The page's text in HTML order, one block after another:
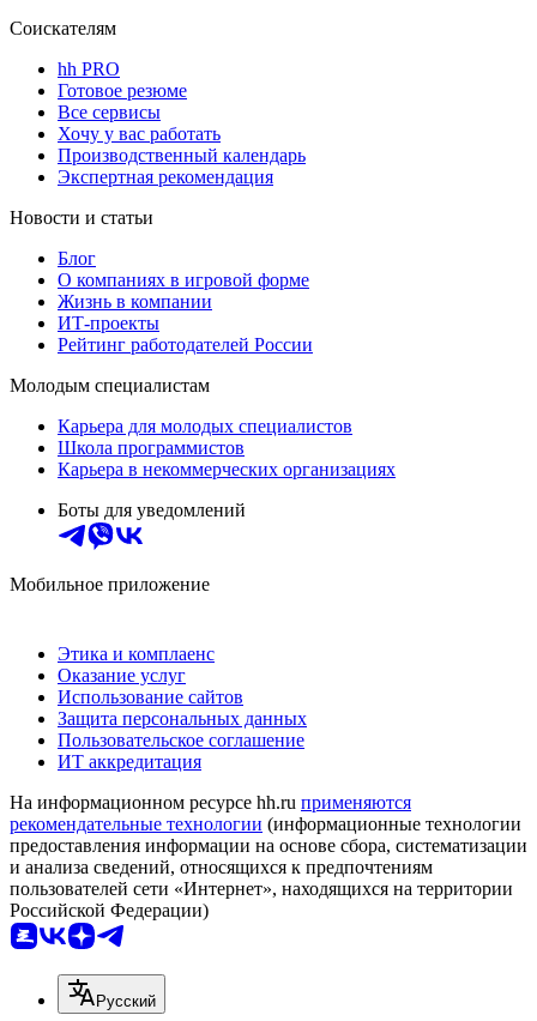
Соискателям
hh PRO
Готовое резюме
Все сервисы
Хочу у вас работать
Производственный календарь
Экспертная рекомендация
Новости и статьи
Блог
О компаниях в игровой форме
Жизнь в компании
ИТ-проекты
Рейтинг работодателей России
Молодым специалистам
Карьера для молодых специалистов
Школа программистов
Карьера в некоммерческих организациях
Боты для уведомлений
Мобильное приложение
Этика и комплаенс
Оказание услуг
Использование сайтов
Защита персональных данных
Пользовательское соглашение
ИТ аккредитация
На информационном ресурсе hh.ru применяются
рекомендательные технологии (информационные технологии
предоставления информации на основе сбора, систематизации
и анализа сведений, относящихся к предпочтениям
пользователей сети «Интернет», находящихся на территории
Российской Федерации)
Русский